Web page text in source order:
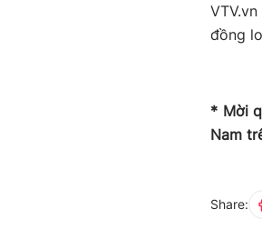
đồng
* Mời
Nam
Share: